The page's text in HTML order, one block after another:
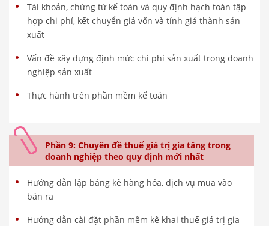
Tài khoản, chứng từ kế toán và quy định hạch toán tập
hợp chi phí, kết chuyển giá vốn và tính giá thành sản
xuất
Vấn đề xây dựng định mức chi phí sản xuất trong doanh
nghiệp sản xuất
Thực hành trên phần mềm kế toán
Phần 9: Chuyên đề thuế giá trị gia tăng trong
doanh nghiệp theo quy định mới nhất
Hướng dẫn lập bảng kê hàng hóa, dịch vụ mua vào
bán ra
Hướng dẫn cài đặt phần mềm kê khai thuế giá trị gia